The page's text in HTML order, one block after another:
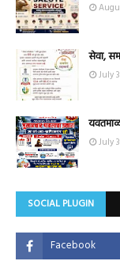
सेवा,
July
July
SOCIAL PLUGIN